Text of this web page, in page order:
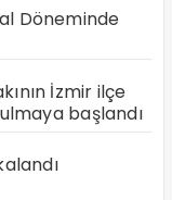
Döneminde
İzmir ilçe
başlandı